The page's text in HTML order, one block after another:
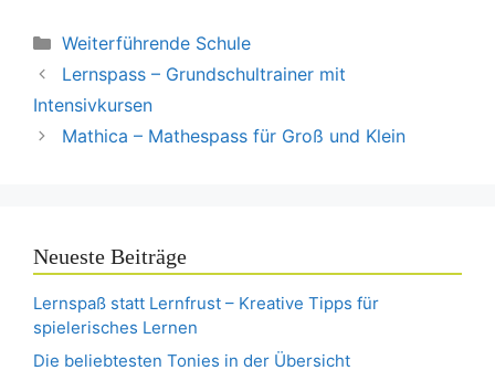
Kategorien
Weiterführende Schule
Lernspass – Grundschultrainer mit
Intensivkursen
Mathica – Mathespass für Groß und Klein
Neueste Beiträge
Lernspaß statt Lernfrust – Kreative Tipps für
spielerisches Lernen
Die beliebtesten Tonies in der Übersicht